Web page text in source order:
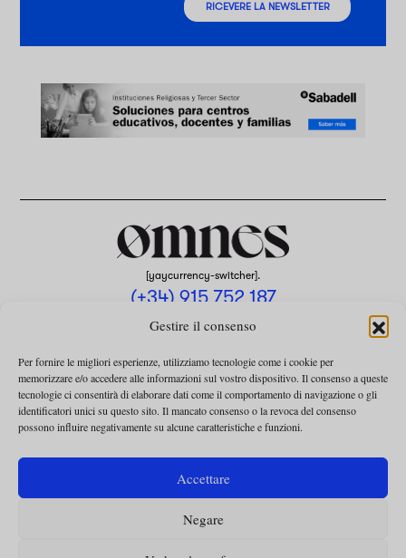
Gestire il consenso
Per fornire le migliori esperienze, utilizziamo tecnologie come i cookie per
memorizzare e/o accedere alle informazioni sul vostro dispositivo. Il consenso a queste
tecnologie ci consentirà di elaborare dati come il comportamento di navigazione o gli
identificatori unici su questo sito. Il mancato consenso o la revoca del consenso
possono influire negativamente su alcune caratteristiche e funzioni.
Accettare
Negare
RICEVERE LA NEWSLETTER
[yaycurrency-switcher].
(+34) 915 752 187
omnes@omnesmag.com
INFORMATIVA SULLA PRIVACY
UTILIZZO DEI COOKIE
TERMINI E CONDIZIONI DELLA COLLABORAZIONE